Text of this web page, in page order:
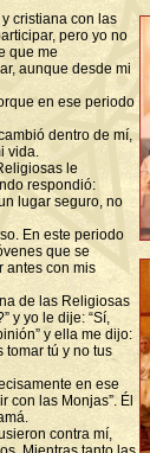
cristiana con las
pero yo no
que me
aunque desde mi
en ese periodo
dentro de mí,
vida.
le
respondió:
lugar seguro, no
En este periodo
que se
antes con mis
de las Religiosas
y yo le dije: “Sí,
y ella me dijo:
tomar tú y no tus
en ese
con las Monjas”. Él
contra mí,